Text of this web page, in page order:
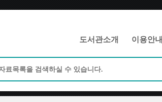
도서관소개 이용안내